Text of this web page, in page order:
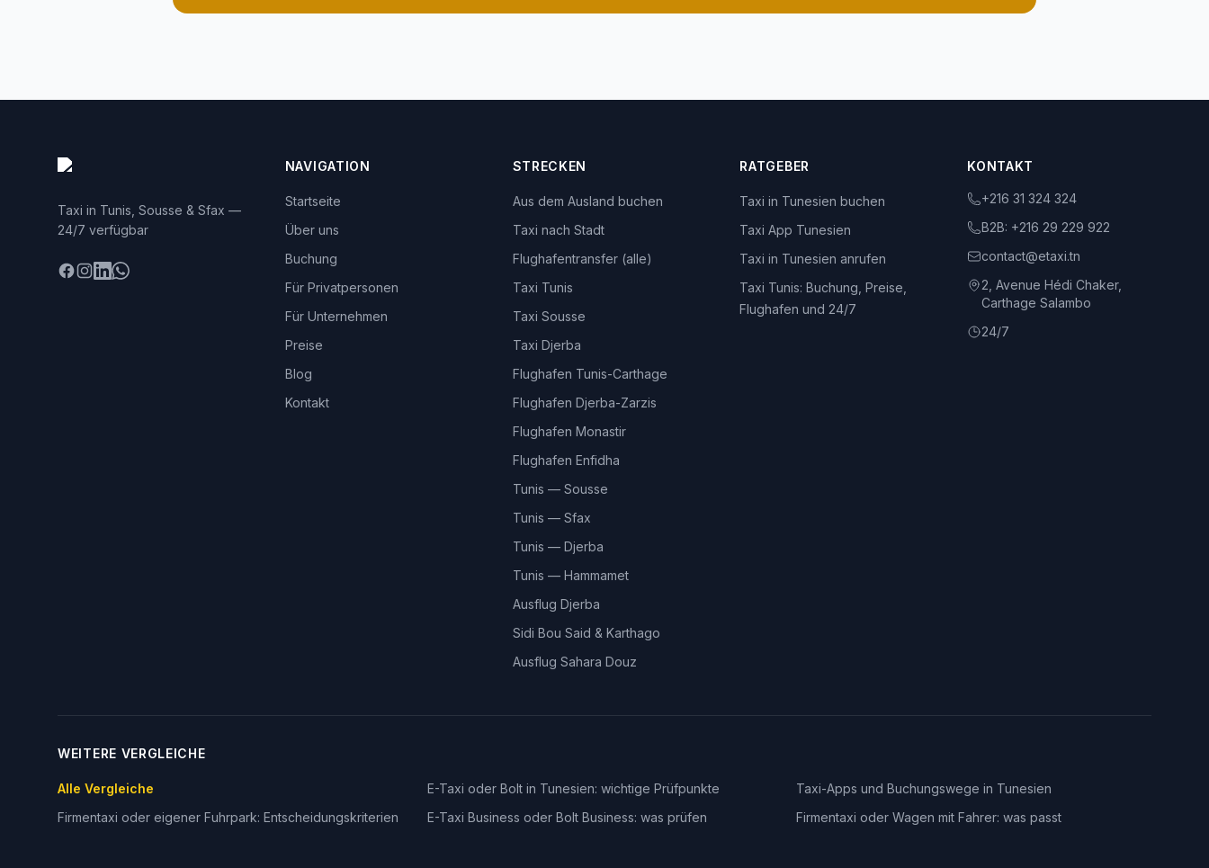
Taxi in Tunis, Sousse & Sfax —
24/7 verfügbar
Facebook
Instagram
LinkedIn
WhatsApp
NAVIGATION
Startseite
Über uns
Buchung
Für Privatpersonen
Für Unternehmen
Preise
Blog
Kontakt
STRECKEN
Aus dem Ausland buchen
Taxi nach Stadt
Flughafentransfer (alle)
Taxi Tunis
Taxi Sousse
Taxi Djerba
Flughafen Tunis-Carthage
Flughafen Djerba-Zarzis
Flughafen Monastir
Flughafen Enfidha
Tunis — Sousse
Tunis — Sfax
Tunis — Djerba
Tunis — Hammamet
Ausflug Djerba
Sidi Bou Said & Karthago
Ausflug Sahara Douz
RATGEBER
Taxi in Tunesien buchen
Taxi App Tunesien
Taxi in Tunesien anrufen
Taxi Tunis: Buchung, Preise,
Flughafen und 24/7
KONTAKT
+216 31 324 324
B2B: +216 29 229 922
contact@etaxi.tn
2, Avenue Hédi Chaker,
Carthage Salambo
24/7
WEITERE VERGLEICHE
Alle Vergleiche E-Taxi oder Bolt in Tunesien: wichtige Prüfpunkte
Taxi-Apps und Buchungswege in Tunesien
Firmentaxi oder eigener Fuhrpark: Entscheidungskriterien
E-Taxi Business oder Bolt Business: was prüfen Firmentaxi oder Wagen mit Fahrer: was passt